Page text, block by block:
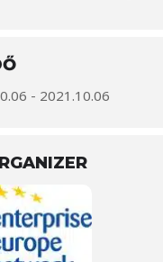
- 2021.10.06